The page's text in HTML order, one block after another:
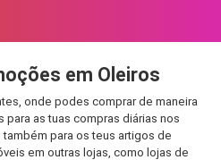
em Oleiros
onde podes comprar de maneira
para as tuas compras diárias nos
para os teus artigos de
em outras lojas, como lojas de